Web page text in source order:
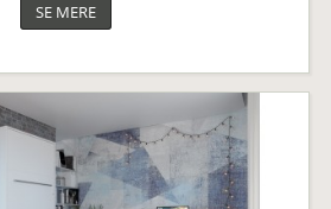
lejligheden eller sommerhuset....
SE MERE